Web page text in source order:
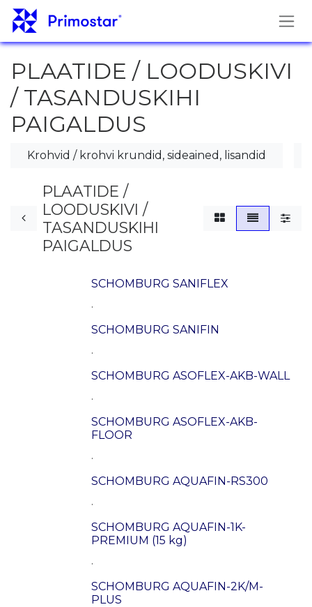
Skip to Content
PLAATIDE / LOODUSKIVI
/ TASANDUSKIHI
PAIGALDUS
Krohvid / krohvi krundid, sideained, lisandid
PLAATIDE /
LOODUSKIVI /
TASANDUSKIHI
PAIGALDUS
SCHOMBURG SANIFLEX
.
SCHOMBURG SANIFIN
.
SCHOMBURG ASOFLEX-AKB-WALL
.
SCHOMBURG ASOFLEX-AKB-
FLOOR
.
SCHOMBURG AQUAFIN-RS300
.
SCHOMBURG AQUAFIN-1K-
PREMIUM (15 kg)
.
SCHOMBURG AQUAFIN-2K/M-
PLUS